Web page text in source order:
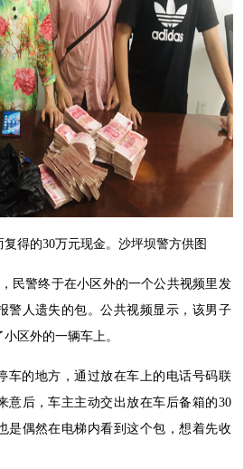
得的30万元现金。沙坪坝警方供图
民警终于在小区外的一个公共视频里发
警人遗失的包。公共视频显示，该男子
区外的一辆车上。
车的地方，通过放在车上的电话号码联
意后，车主主动交出放在车后备箱的30
是偶然在电梯内看到这个包，想着先收